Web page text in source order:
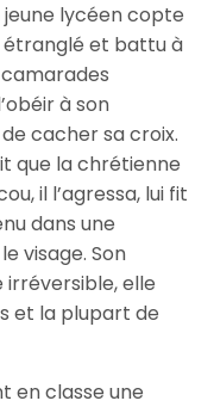
lycéen copte
étranglé et battu à
à son
cacher sa croix.
que la chrétienne
il l’agressa, lui fit
dans une
visage. Son
elle
et la plupart de
en classe une